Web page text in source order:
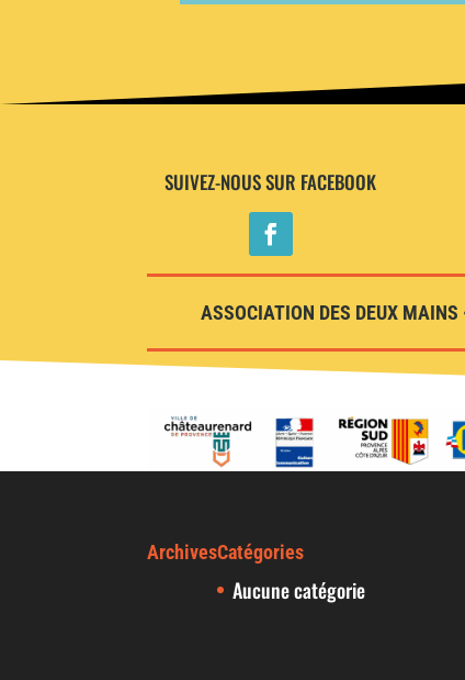
SUIVEZ-NOUS SUR FACEBOOK
ASSOCIATION DES DEUX MAINS
ArchivesCatégories
Aucune catégorie